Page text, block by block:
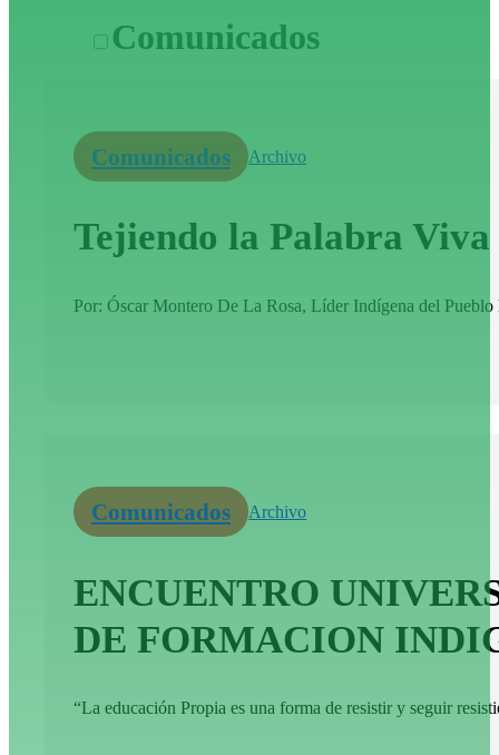
Comunicados
Comunicados Archivo
Tejiendo la Palabra
Por: Óscar Montero De La Rosa, Líder Indígena del
Comunicados Archivo
ENCUENTRO
DE FORMACION
“La educación Propia es una forma de resistir y seguir